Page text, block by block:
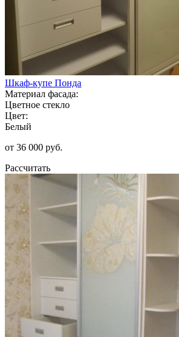
Шкаф-купе Понда
Материал фасада:
Цветное стекло
Цвет:
Белый
от 36 000 руб.
Рассчитать